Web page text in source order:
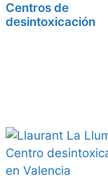
Centros de
desintoxicación